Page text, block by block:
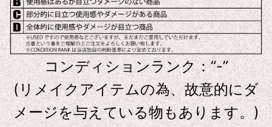
コンディションランク：“-”
(リメイクアイテムの為、故意的にダ
メージを与えている物もあります。)